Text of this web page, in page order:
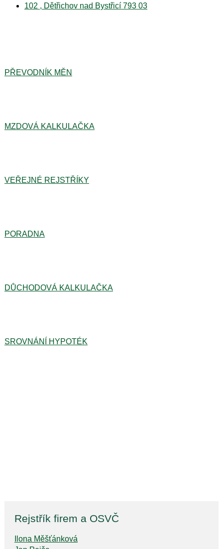
102 , Dětřichov nad Bystřicí 793 03
PŘEVODNÍK MĚN
MZDOVÁ KALKULAČKA
VEŘEJNÉ REJSTŘÍKY
PORADNA
DŮCHODOVÁ KALKULAČKA
SROVNÁNÍ HYPOTÉK
Rejstřík firem a OSVČ
Ilona Měšťánková